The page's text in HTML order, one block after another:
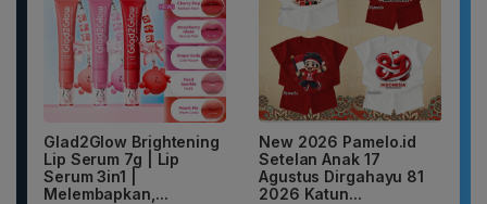
Glad2Glow Brightening
Lip Serum 7g | Lip
Serum 3in1 |
Melembapkan,...
New 2026 Pamelo.id
Setelan Anak 17
Agustus Dirgahayu 81
2026 Katun...